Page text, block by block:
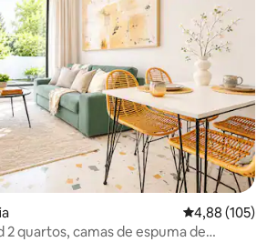
4,88 de uma
4,88 (105)
2 quartos, camas de espuma de